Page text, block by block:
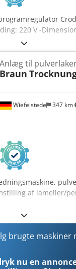
220 V -
Wiefelstede 347 km
Anlæg til
Braun
af lameller/
brugte maskiner
nu en